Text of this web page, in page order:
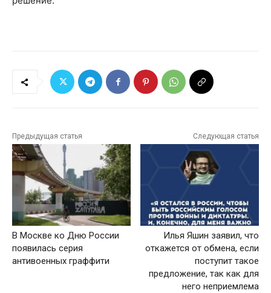
Предыдущая статья
В Москве ко Дню России
появилась серия
антивоенных граффити
Следующая статья
Илья Яшин заявил, что
откажется от обмена, если
поступит такое
предложение, так как для
него неприемлема